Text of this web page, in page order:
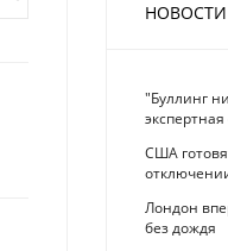
НОВОСТИ
"Буллинг
США
Лондон
без дождя